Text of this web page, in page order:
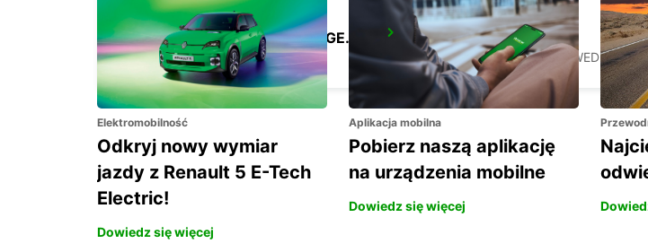
COPENHAGEN GAMMEL KONGEVEJ
COPENHAGEN - DENMARK
LANDSKRONA
LANDSKRONA - SWEDEN
Elektromobilność
Odkryj nowy wymiar
jazdy z Renault 5 E-Tech
Electric!
Dowiedz się więcej
Aplikacja mobilna
Pobierz naszą aplikację
na urządzenia mobilne
Dowiedz się więcej